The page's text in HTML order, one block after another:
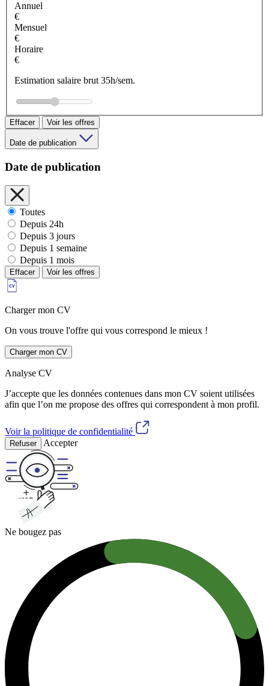
Annuel
€
Mensuel
€
Horaire
€
Estimation salaire brut 35h/sem.
Effacer Voir les offres
Date de publication
Date de publication
Toutes
Depuis 24h
Depuis 3 jours
Depuis 1 semaine
Depuis 1 mois
Effacer Voir les offres
Charger mon CV
On vous trouve l'offre qui vous correspond le mieux !
Charger mon CV
Analyse CV
J’accepte que les données contenues dans mon CV soient utilisées
afin que l’on me propose des offres qui correspondent à mon profil.
Voir la politique de confidentialité
Refuser Accepter
Ne bougez pas